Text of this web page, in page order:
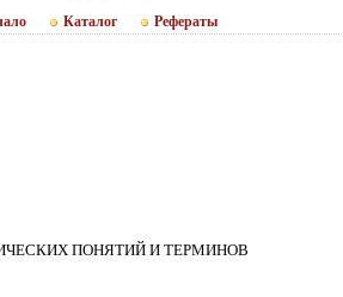
Каталог Рефераты
ПОНЯТИЙ И ТЕРМИНОВ